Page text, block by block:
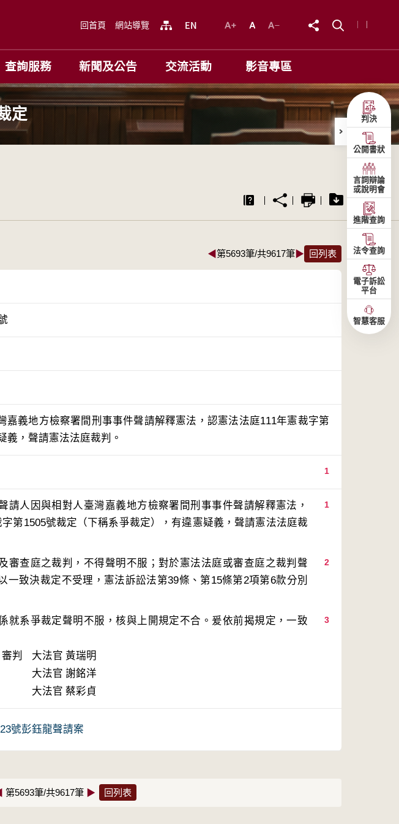
回首頁 網站導覽
查詢服務 新聞及公告 交流活動 影音專區
定
◀第5693筆/共9617筆▶ 回列表
嘉義地方檢察署間刑事事件聲請解釋憲法，認憲法法庭111年憲裁字第
義，聲請憲法法庭裁判。
1
1
請人因與相對人臺灣嘉義地方檢察署間刑事事件聲請解釋憲法，
第1505號裁定（下稱系爭裁定），有違憲疑義，聲請憲法法庭裁
2
審查庭之裁判，不得聲明不服；對於憲法法庭或審查庭之裁判聲
一致決裁定不受理，憲法訴訟法第39條、第15條第2項第6款分別
3
就系爭裁定聲明不服，核與上開規定不合。爰依前揭規定，一致
判
大法官 黃瑞明
大法官 謝銘洋
大法官 蔡彩貞
號彭鈺龍聲請案
第5693筆/共9617筆 ▶ 回列表
判決
公開書狀
言詞辯論
或說明會
進階查詢
法令查詢
電子訴訟
平台
智慧客服